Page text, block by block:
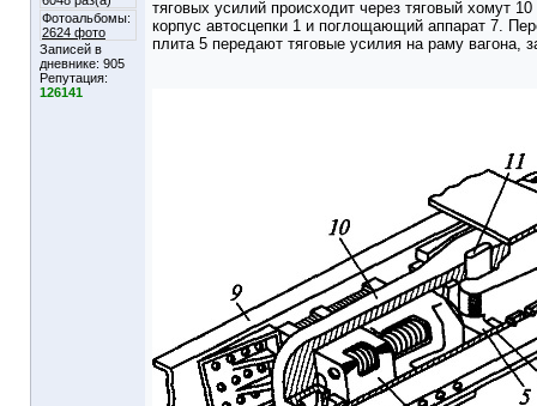
Фотоальбомы:
2624 фото
Записей в
дневнике: 905
Репутация:
126141
тяговых усилий происходит через тяговый хомут
корпус автосцепки 1 и поглощающий аппарат 7.
плита 5 передают тяговые усилия на раму вагона,